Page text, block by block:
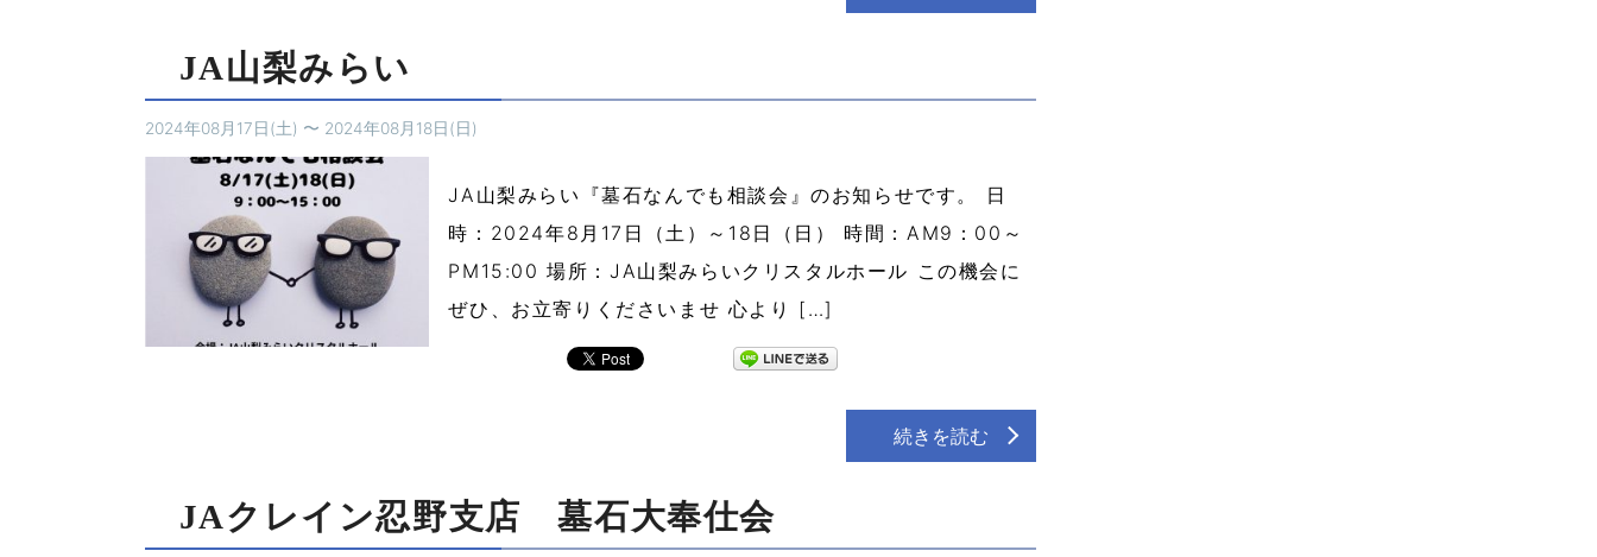
JA山梨みらい
2024年08月17日(土) 〜 2024年08月18日(日)
JA山梨みらい『墓石なんでも相談会』のお知らせです。 日
時：2024年8月17日（土）～18日（日） 時間：AM9：00～
PM15:00 場所：JA山梨みらいクリスタルホール この機会に
ぜひ、お立寄りくださいませ 心より […]
続きを読む
JAクレイン忍野支店 墓石大奉仕会